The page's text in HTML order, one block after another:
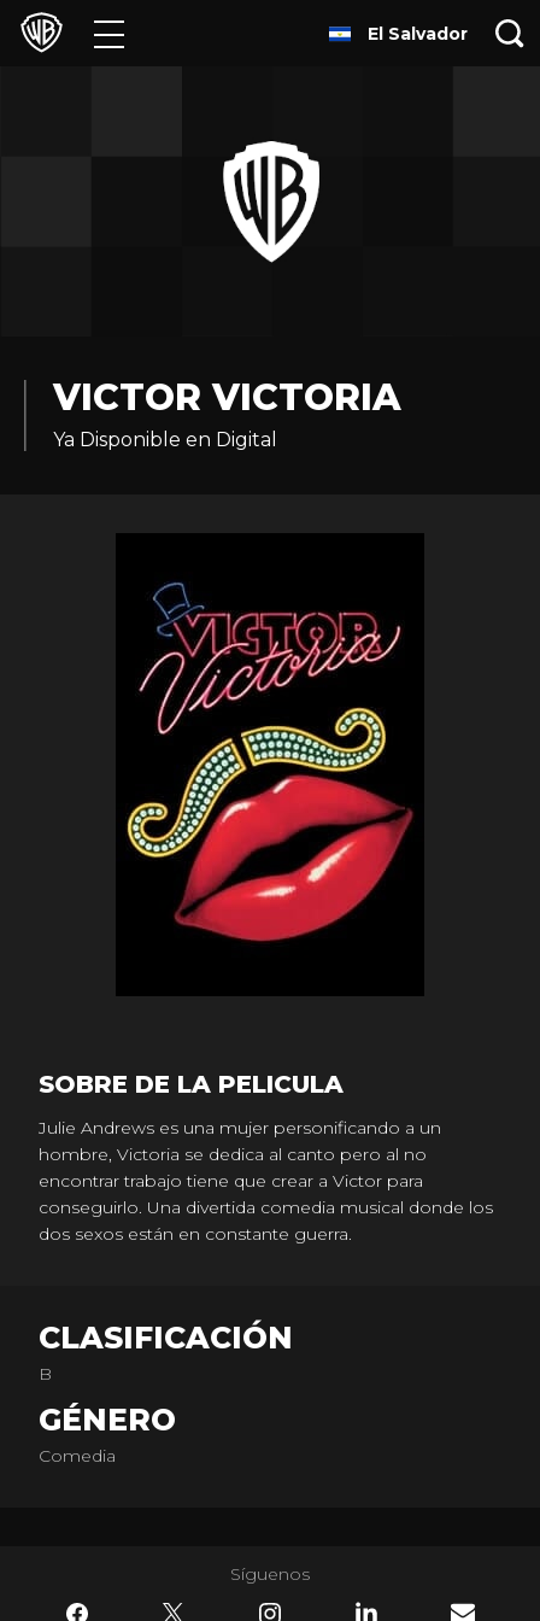
Películas
Juegos y Aplicaciones
Experiencias
El Salvador
VICTOR VICTORIA
Ya Disponible en Digital
SOBRE DE LA PELICULA
Julie Andrews es una mujer personificando a un
hombre, Victoria se dedica al canto pero al no
encontrar trabajo tiene que crear a Victor para
conseguirlo. Una divertida comedia musical donde los
dos sexos están en constante guerra.
CLASIFICACIÓN
B
GÉNERO
Comedia
Síguenos